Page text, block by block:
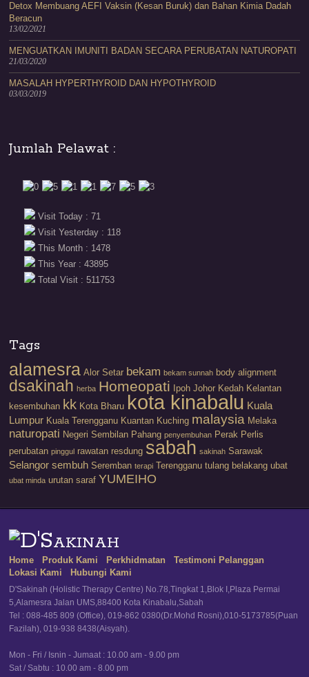
Detox Membuang AEFI Vaksin (Kesan Buruk) dan Bahan Kimia Dadah
Beracun
13/02/2021
MENGUATKAN IMUNITI BADAN SECARA PERUBATAN NATUROPATI
21/03/2020
MASALAH HYPERTHYROID DAN HYPOTHYROID
03/03/2019
Jumlah Pelawat :
Visit Today : 71
Visit Yesterday : 118
This Month : 1478
This Year : 43895
Total Visit : 511753
Tags
alamesra Alor Setar bekam bekam sunnah body alignment
dsakinah herba Homeopati Ipoh Johor Kedah Kelantan
kesembuhan kk Kota Bharu kota kinabalu Kuala
Lumpur Kuala Terengganu Kuantan Kuching malaysia Melaka
naturopati Negeri Sembilan Pahang penyembuhan Perak Perlis
perubatan pinggul rawatan resdung sabah sakinah Sarawak
Selangor sembuh Seremban terapi Terengganu tulang belakang ubat
ubat minda urutan saraf YUMEIHO
Home Produk Kami Perkhidmatan
Testimoni Pelanggan
Lokasi Kami
Hubungi Kami
D'Sakinah (Holistic Therapy Centre) No.78,Tingkat 1,Blok I,Plaza Permai
5,Alamesra Jalan UMS,88400 Kota Kinabalu,Sabah
Tel : 088-485 809 (Office), 019-862 0380(Dr.Mohd Rosni),010-5173785(Puan
Fazilah), 019-938 8438(Aisyah).
Mon - Fri / Isnin - Jumaat : 10.00 am - 9.00 pm
Sat / Sabtu : 10.00 am - 8.00 pm